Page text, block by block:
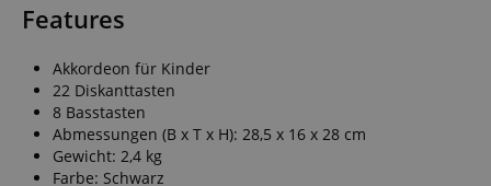
Features
Akkordeon für Kinder
22 Diskanttasten
8 Basstasten
Abmessungen (B x T x H): 28,5 x 16 x 28 cm
Gewicht: 2,4 kg
Farbe: Schwarz